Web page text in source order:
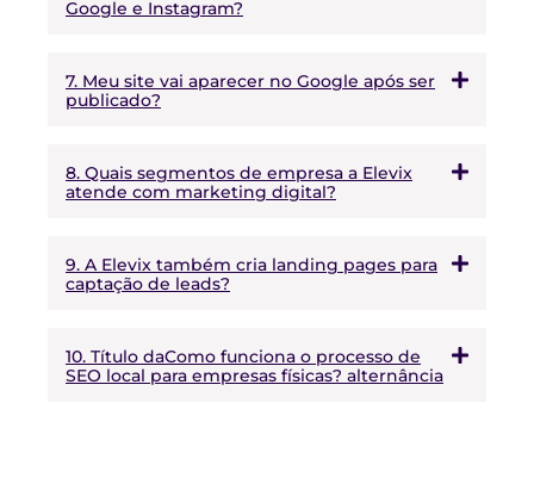
Google e Instagram?
7. Meu site vai aparecer no Google após ser
publicado?
8. Quais segmentos de empresa a Elevix
atende com marketing digital?
9. A Elevix também cria landing pages para
captação de leads?
10. Título daComo funciona o processo de
SEO local para empresas físicas? alternância